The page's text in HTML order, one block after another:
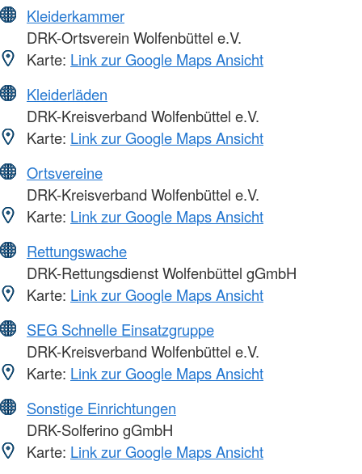
Kleiderkammer
DRK-Ortsverein Wolfenbüttel e.V.
Karte: Link zur Google Maps Ansicht
Kleiderläden
DRK-Kreisverband Wolfenbüttel e.V.
Karte: Link zur Google Maps Ansicht
Ortsvereine
DRK-Kreisverband Wolfenbüttel e.V.
Karte: Link zur Google Maps Ansicht
Rettungswache
DRK-Rettungsdienst Wolfenbüttel gGmbH
Karte: Link zur Google Maps Ansicht
SEG Schnelle Einsatzgruppe
DRK-Kreisverband Wolfenbüttel e.V.
Karte: Link zur Google Maps Ansicht
Sonstige Einrichtungen
DRK-Solferino gGmbH
Karte: Link zur Google Maps Ansicht